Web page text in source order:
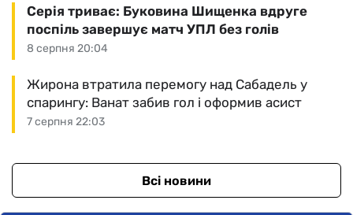
8 серпня 20:04
Серія триває: Буковина Шищенка вдруге
поспіль завершує матч УПЛ без голів
7 серпня 22:03
Жирона втратила перемогу над Сабадель у
спарингу: Ванат забив гол і оформив асист
Всі новини